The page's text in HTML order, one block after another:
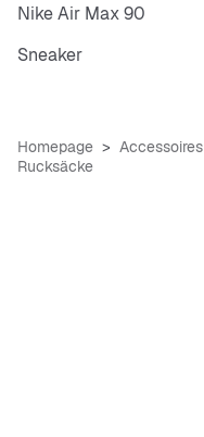
Nike Air Max 90
Sneaker
Homepage Accessoires
Rucksäcke